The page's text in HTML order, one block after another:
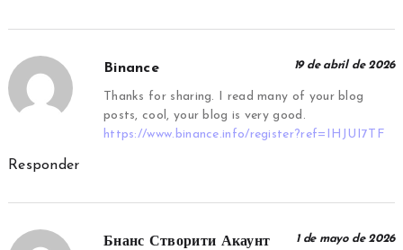
Binance 19 de abril de 2026
Thanks for sharing. I read many of your blog
posts, cool, your blog is very good.
https://www.binance.info/register?ref=IHJUI7TF
Responder
Бнанс Створити Акаунт 1 de mayo de 2026